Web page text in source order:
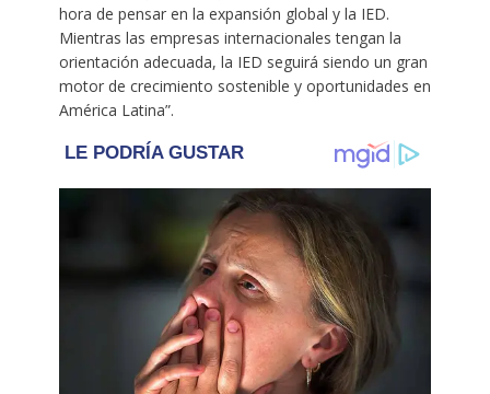
hora de pensar en la expansión global y la IED.
Mientras las empresas internacionales tengan la
orientación adecuada, la IED seguirá siendo un gran
motor de crecimiento sostenible y oportunidades en
América Latina”.